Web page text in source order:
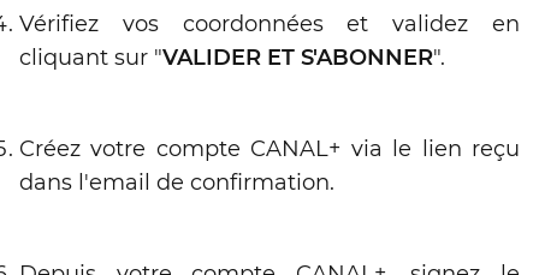
Vérifiez vos coordonnées et validez en
cliquant sur "VALIDER ET S'ABONNER".
Créez votre compte CANAL+ via le lien reçu
dans l'email de confirmation.